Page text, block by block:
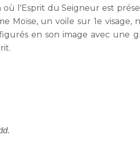
l'Esprit du Seigneur est
Moïse, un voile sur 1e visage,
en son image avec une